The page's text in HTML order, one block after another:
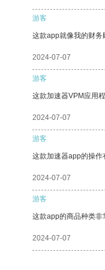
游客
这款app就像我的财务
2024-07-07
游客
这款加速器VPM应用
2024-07-07
游客
这款加速器app的操
2024-07-07
游客
这款app的商品种类非
2024-07-07